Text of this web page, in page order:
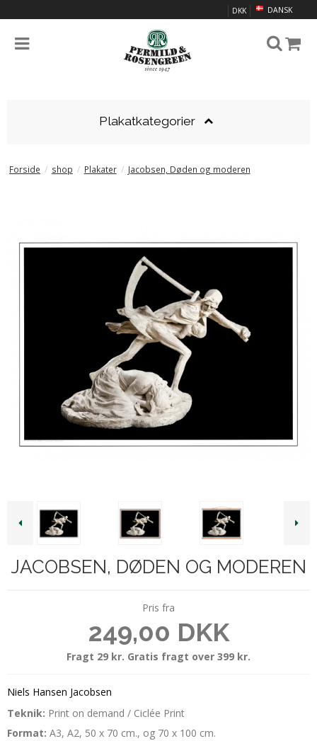
DANSK
DKK
Plakatkategorier
Forside / shop / Plakater / Jacobsen, Døden og moderen
JACOBSEN, DØDEN OG MODEREN
Pris fra
249,00 DKK
Fragt 29 kr. Gratis fragt over 399 kr.
Niels Hansen Jacobsen
Teknik: Print on demand / Ciclée Print
Format: A3, A2, 50 x 70 cm., og 70 x 100 cm.